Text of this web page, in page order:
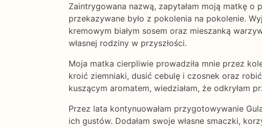
Zaintrygowana nazwą, zapytałam moją matkę o
przekazywane było z pokolenia na pokolenie.
kremowym białym sosem oraz mieszanką
własnej rodziny w przyszłości.
Moja matka cierpliwie prowadziła mnie przez
kroić ziemniaki, dusić cebulę i czosnek oraz
kuszącym aromatem, wiedziałam, że odkryłam
Przez lata kontynuowałam przygotowywanie
ich gustów. Dodałam swoje własne smaczki,